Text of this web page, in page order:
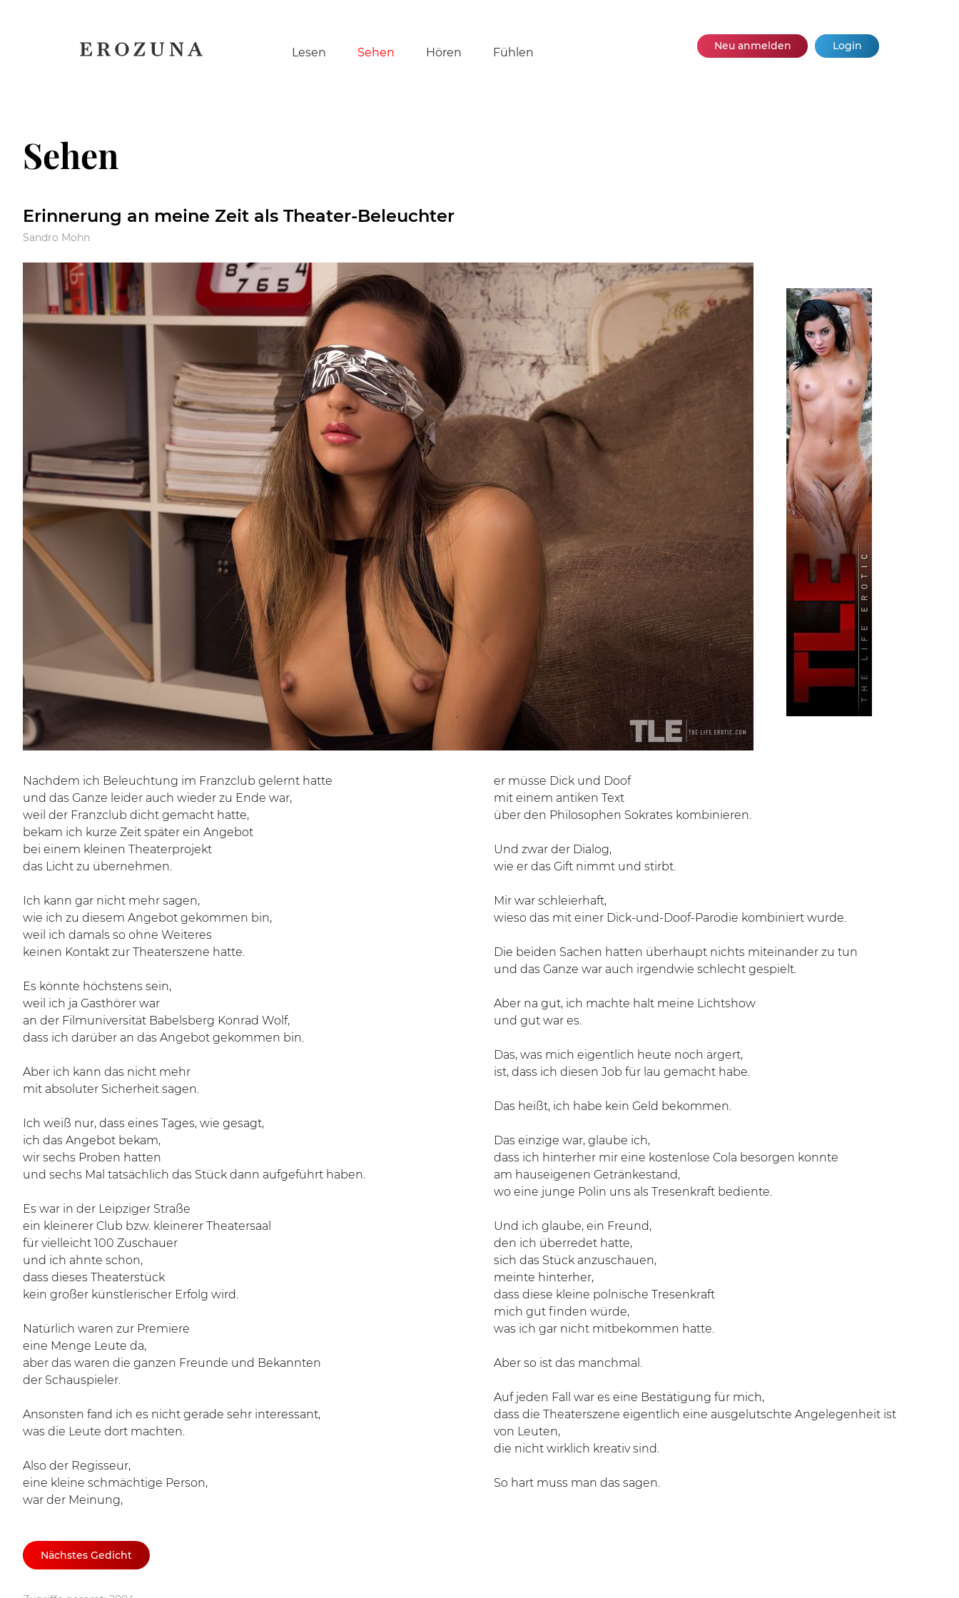
Navigation
Lesen Sehen Hören Fühlen Neu anmelden Login
Sehen
Erinnerung an meine Zeit als Theater-Beleuchter
Sandro Mohn
Nachdem ich Beleuchtung im Franzclub gelernt hatte
und das Ganze leider auch wieder zu Ende war,
weil der Franzclub dicht gemacht hatte,
bekam ich kurze Zeit später ein Angebot
bei einem kleinen Theaterprojekt
das Licht zu übernehmen.
Ich kann gar nicht mehr sagen,
wie ich zu diesem Angebot gekommen bin,
weil ich damals so ohne Weiteres
keinen Kontakt zur Theaterszene hatte.
Es könnte höchstens sein,
weil ich ja Gasthörer war
an der Filmuniversität Babelsberg Konrad Wolf,
dass ich darüber an das Angebot gekommen bin.
Aber ich kann das nicht mehr
mit absoluter Sicherheit sagen.
Ich weiß nur, dass eines Tages, wie gesagt,
ich das Angebot bekam,
wir sechs Proben hatten
und sechs Mal tatsächlich das Stück dann aufgeführt haben.
Es war in der Leipziger Straße
ein kleinerer Club bzw. kleinerer Theatersaal
für vielleicht 100 Zuschauer
und ich ahnte schon,
dass dieses Theaterstück
kein großer künstlerischer Erfolg wird.
Natürlich waren zur Premiere
eine Menge Leute da,
aber das waren die ganzen Freunde und Bekannten
der Schauspieler.
Ansonsten fand ich es nicht gerade sehr interessant,
was die Leute dort machten.
Also der Regisseur,
eine kleine schmächtige Person,
war der Meinung,
er müsse Dick und Doof
mit einem antiken Text
über den Philosophen Sokrates kombinieren.
Und zwar der Dialog,
wie er das Gift nimmt und stirbt.
Mir war schleierhaft,
wieso das mit einer Dick-und-Doof-Parodie kombiniert wurde.
Die beiden Sachen hatten überhaupt nichts miteinander zu tun
und das Ganze war auch irgendwie schlecht gespielt.
Aber na gut, ich machte halt meine Lichtshow
und gut war es.
Das, was mich eigentlich heute noch ärgert,
ist, dass ich diesen Job für lau gemacht habe.
Das heißt, ich habe kein Geld bekommen.
Das einzige war, glaube ich,
dass ich hinterher mir eine kostenlose Cola besorgen konnte
am hauseigenen Getränkestand,
wo eine junge Polin uns als Tresenkraft bediente.
Und ich glaube, ein Freund,
den ich überredet hatte,
sich das Stück anzuschauen,
meinte hinterher,
dass diese kleine polnische Tresenkraft
mich gut finden würde,
was ich gar nicht mitbekommen hatte.
Aber so ist das manchmal.
Auf jeden Fall war es eine Bestätigung für mich,
dass die Theaterszene eigentlich eine ausgelutschte Angelegenheit ist
von Leuten,
die nicht wirklich kreativ sind.
So hart muss man das sagen.
Nächstes Gedicht